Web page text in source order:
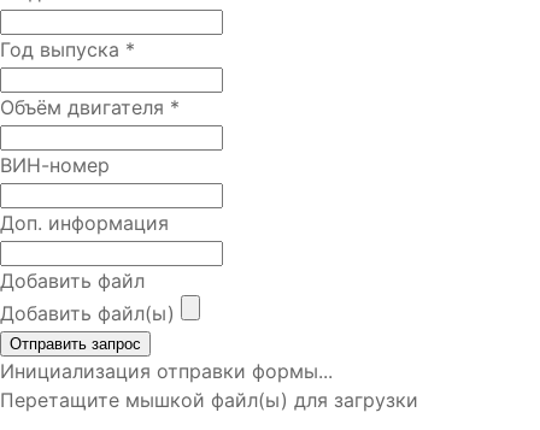
Год выпуска *
Объём двигателя *
ВИН-номер
Доп. информация
Добавить файл
Добавить файл(ы)
Отправить запрос
Инициализация отправки формы...
Перетащите мышкой файл(ы) для загрузки